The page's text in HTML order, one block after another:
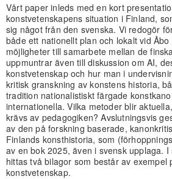
Vårt paper inleds med en kort
konstvetenskapens situation i Finland,
sig något från den svenska. Vi redogör
både ett nationellt plan och lokalt vid
möjligheter till samarbete mellan de
uppmuntrar även till diskussion om AI,
konstvetenskap och hur man i
kritisk granskning av konstens historia,
tradition nationalistiskt färgade
internationella. Vilka metoder blir
krävs av pedagogiken? Avslutningsvis
av den på forskning baserade,
Finlands konsthistoria, som
av en bok 2025, även i svensk upplaga.
hittas två bilagor som består av exempel
konstvetenskap.